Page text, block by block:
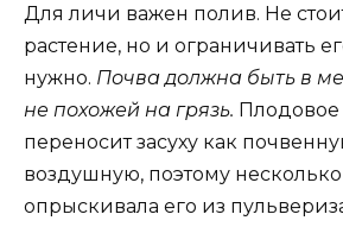
Для личи важен полив. Не
растение, но и ограничивать
нужно. Почва должна быть в
не похожей на грязь.
переносит засуху как
воздушную, поэтому
опрыскивала его из